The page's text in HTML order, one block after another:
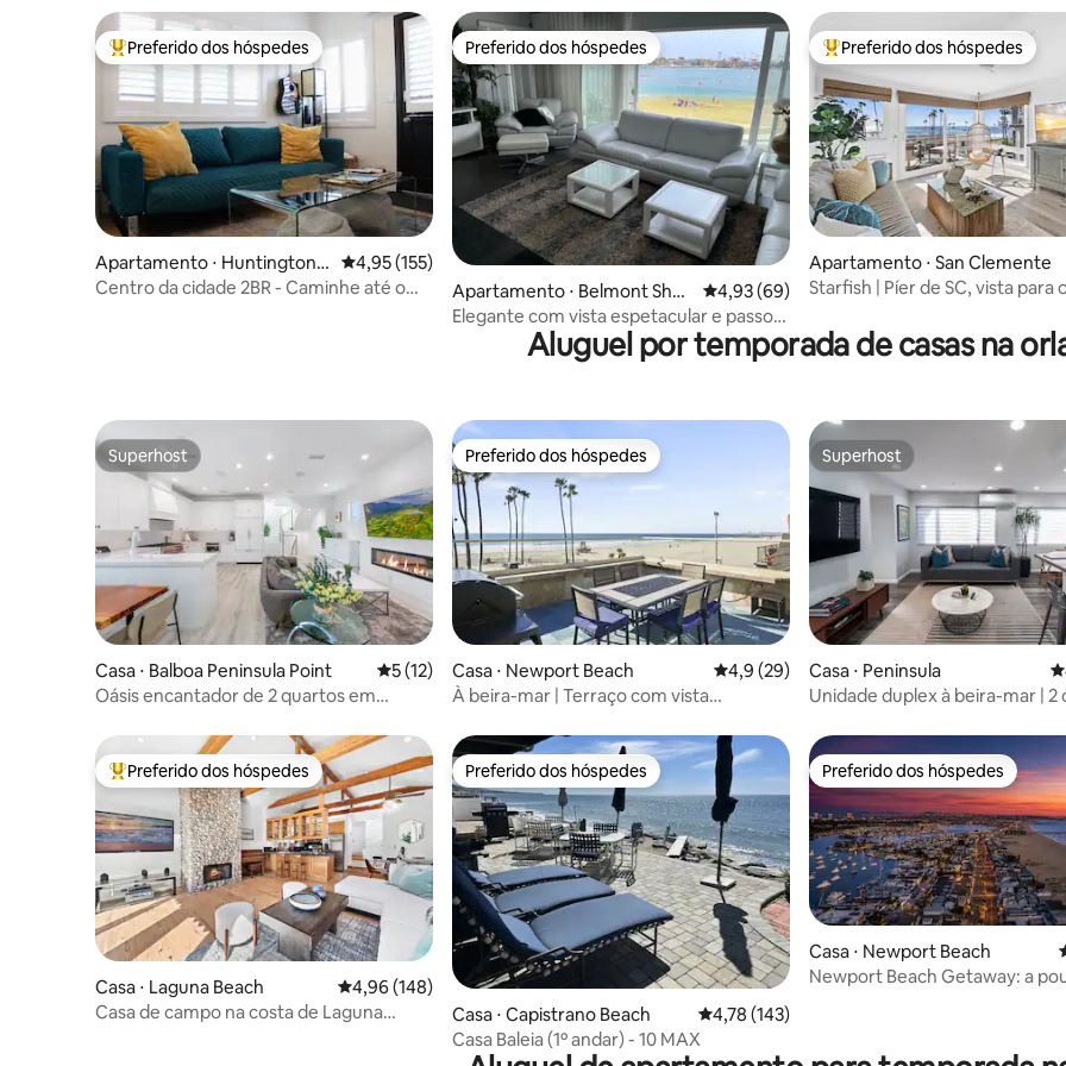
Entre os melhores preferidos dos hóspedes
Preferido dos hóspedes
Apartamento ⋅ Huntington B
each
4,95 de uma avaliação média de 5, 155 avaliações
4,95 (155)
Centro da cidade 2BR - Caminhe até o
Preferido dos hóspedes
Preferido dos hóspedes
Apartamento ⋅ Belmont Shor
e
4,93 de uma avaliação média de 5, 69
4,93 (69)
Elegante com vista espetacular e passos
para muito.
Entre os melhores preferidos
Preferido dos hóspedes
Apartamento ⋅ San Clemente
Starfish | Píer de SC, vista para
Aluguel por temporada de casas na
Superhost
Superhost
Casa ⋅ Balboa Peninsula Point 5 de uma avaliação média de 5, 12 avaliações
5 (12)
Oásis encantador de 2 quartos em
hidromassagem nova!
Preferido dos hóspedes
Preferido dos hóspedes
Casa ⋅ Newport Beach 4,9 de uma avaliação média de 5, 29
4,9 (29)
À beira-mar | Terraço com vista
Superhost
Superhost
Casa ⋅ Peninsula
Unidade duplex à beira-mar | 2
Entre os melhores preferidos dos hóspedes
Preferido dos hóspedes
Casa ⋅ Laguna Beach 4,96 de uma avaliação média de 5, 148 avaliações
4,96 (148)
Casa de campo na costa de Laguna
Preferido dos hóspedes
Preferido dos hóspedes
Casa ⋅ Capistrano Beach 4,78 de uma avaliação média de 5, 143
4,78 (143)
Casa Baleia (1º andar) - 10 MAX
Preferido dos hóspedes
Preferido dos hóspedes
Casa ⋅ Newport Beach
Newport Beach Getaway: a